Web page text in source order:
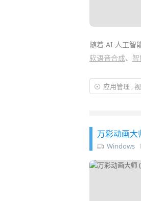
随着 AI 人工智
软语音合成、
其实，还有很多
像转漫画、AI
应用管理 ,
万彩动画大
Windows